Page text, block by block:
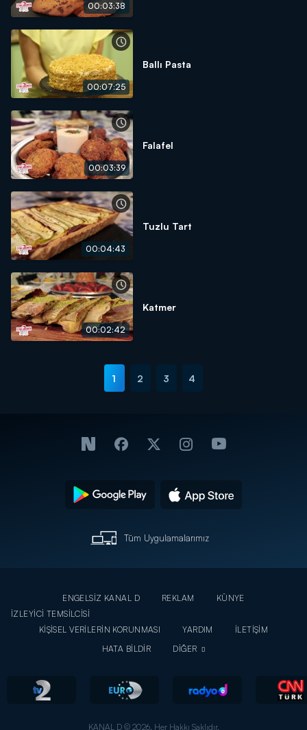
00:03:38
00:07:25
Ballı Pasta
00:03:39
Falafel
00:04:43
Tuzlu Tart
00:02:42
Katmer
1 2 3 4
Tüm Uygulamalarımız
ENGELSİZ KANAL D REKLAM
KÜNYE
İZLEYİCİ TEMSİLCİSİ
KİŞİSEL VERİLERİN KORUNMASI
YARDIM
İLETİŞİM
HATA BİLDİR
DİĞER
KANAL D © 2026. Her Hakkı Saklıdır.